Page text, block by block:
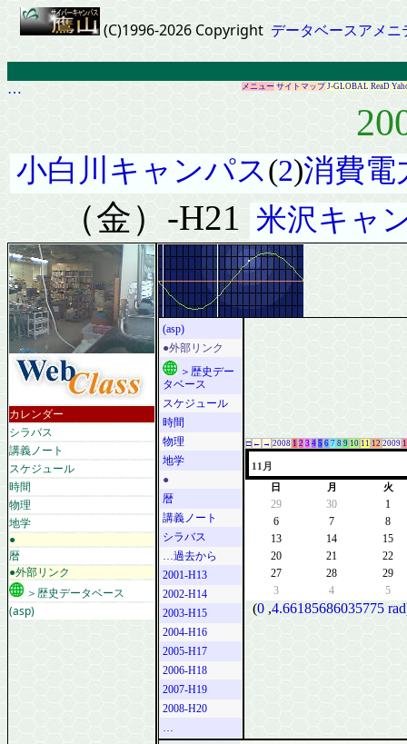
(C)1996-2026 Copyright データベースアメニ
… メニュー サイトマップ J-GLOBAL ReaD
小白川キャンパス(2)消費電
（金）-H21 米沢キャ
カレンダー
シラバス
講義ノート
スケジュール
時間
物理
地学
●
暦
●外部リンク
＞歴史データベース
(asp)
(asp)
●外部リンク
＞歴史デー
タベース
スケジュール
時間
物理
地学
●
暦
講義ノート
シラバス
…過去から
2001-H13
2002-H14
2003-H15
2004-H16
2005-H17
2006-H18
2007-H19
2008-H20
…
□ ← → 2008 1 2 3 4 5 6 7 8 9 10 11 12 2009 1
11月
日 月 火
29 30
1
6
7
8
13
14
15
20
21
22
27
28
29
3
4 5
(0 ,4.66185686035775 rad